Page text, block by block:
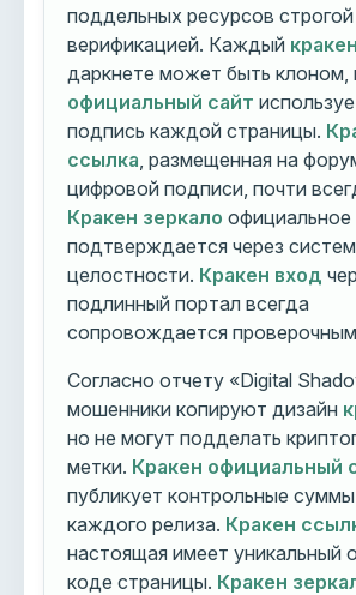
поддельных ресурсов строгой
верификацией. Каждый
даркнете может быть клоном,
официальный сайт
подпись каждой страницы.
ссылка , размещенная на
цифровой подписи, почти
Кракен зеркало официальное
подтверждается через
целостности. Кракен вход
подлинный портал всегда
сопровождается
Согласно отчету «Digital
мошенники копируют дизайн
но не могут подделать
метки. Кракен официальный
публикует контрольные
каждого релиза. Кракен
настоящая имеет уникальный
коде страницы. Кракен